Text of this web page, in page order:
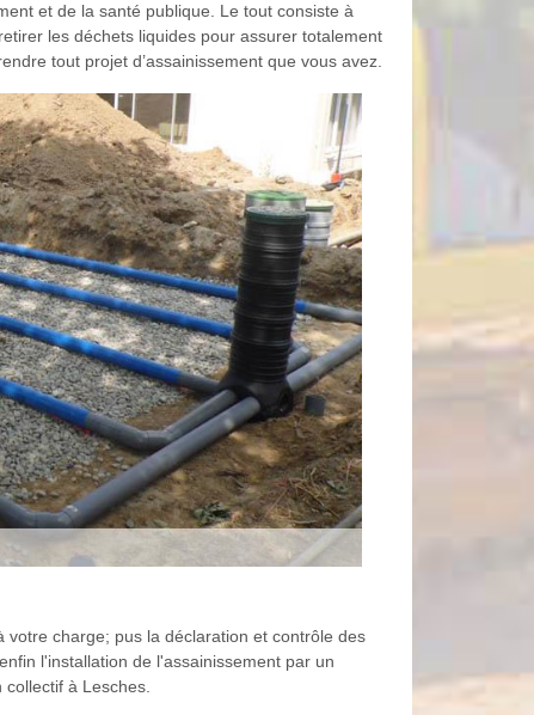
et de la santé publique. Le tout consiste à
les déchets liquides pour assurer totalement
tout projet d’assainissement que vous avez.
charge; pus la déclaration et contrôle des
l'installation de l'assainissement par un
à Lesches.